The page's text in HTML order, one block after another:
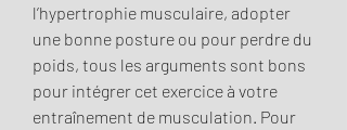
l’hypertrophie musculaire, adopter
une bonne posture ou pour perdre du
poids, tous les arguments sont bons
pour intégrer cet exercice à votre
entraînement de musculation. Pour